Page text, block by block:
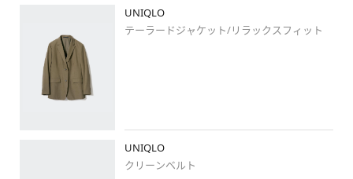
#ノーバング女子部
#ジャケット
#ワイドパンツ
UNIQLO
テーラードジャケット/リラックスフィット
UNIQLO
クリーンベルト